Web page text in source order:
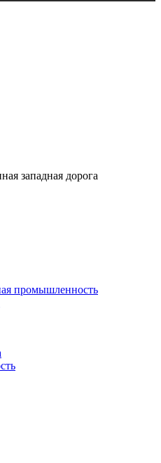
западная дорога
промышленность